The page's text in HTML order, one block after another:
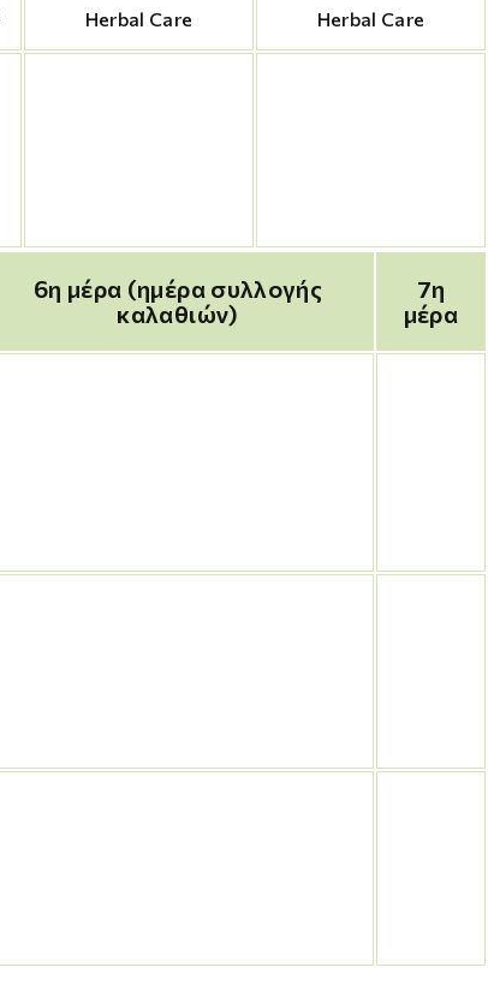
Herbal Care Herbal Care
6η μέρα (ημέρα συλλογής
καλαθιών)
7η
μέρα